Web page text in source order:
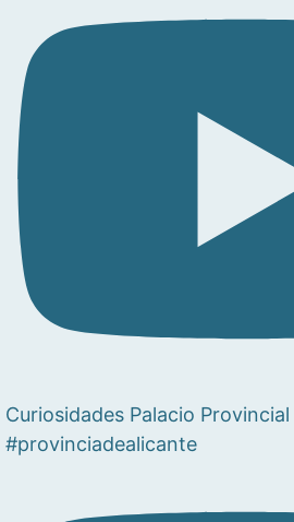
Curiosidades Palacio Provincial
#provinciadealicante